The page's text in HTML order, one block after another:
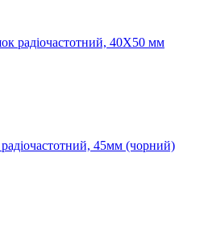
радіочастотний, 40X50 мм
45мм (чорний)